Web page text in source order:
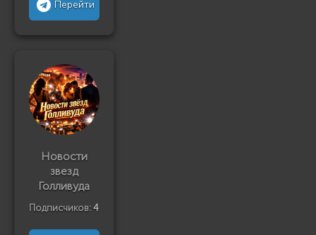
Перейти
Новости
звезд
Голливуда
Подписчиков:4